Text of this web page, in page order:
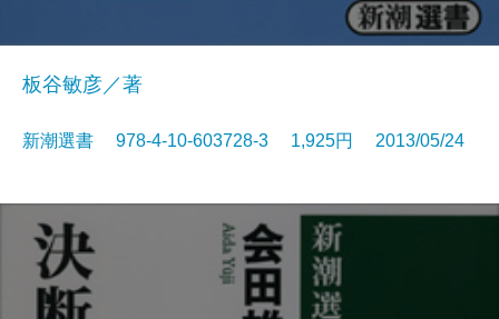
板谷敏彦／著
新潮選書 978-4-10-603728-3 1,925円 2013/05/24